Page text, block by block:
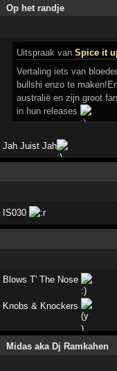
Op het randje
Uitspraak vanSpice it
Vertaling iets van
bullshi enzo te
australië en zijn groot
in hun releases
Jah Juist Jah
IS030
Blows T' The Nose
Knobs & Knockers
Midas aka Dj Ramkahen